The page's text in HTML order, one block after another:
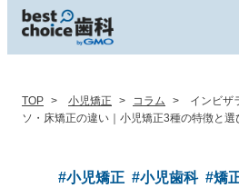
TOP 小児矯正 コラム
インビザ
ソ・床矯正の違い｜小児矯正3種の特徴と選
#小児矯正 #小児歯科 #矯